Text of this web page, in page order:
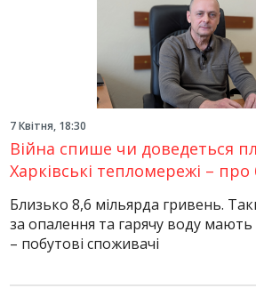
7 Квітня, 18:30
Війна спише чи доведеться
Харківські тепломережі –
Близько 8,6 мільярда гривень.
за опалення та гарячу воду
– побутові споживачі